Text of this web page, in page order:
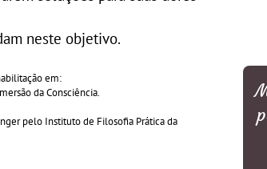
neste objetivo.
em:
da Consciência.
pelo Instituto de Filosofia Prática da